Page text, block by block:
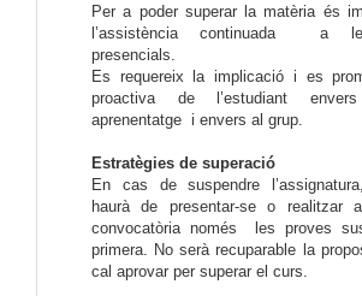
Per a poder superar la matèria és
l’assistència continuada a
presencials.
Es requereix la implicació i es
proactiva de l’estudiant
aprenentatge i envers al grup.
Estratègies de superació
En cas de suspendre
haurà de presentar-se o realitzar
convocatòria només les proves
primera. No serà recuparable la
cal aprovar per superar el curs.